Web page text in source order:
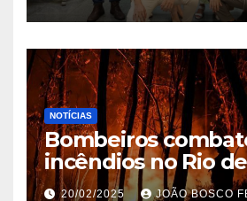
NOTÍCIAS
Bombeiros
incêndios no Rio
em 2025
20/02/2025 JOÃO BOSCO